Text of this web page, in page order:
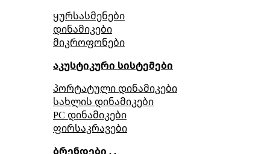
ყურსასმენები
დინამიკები
მიკროფონები
აკუსტიკური სისტემები
პორტატული დინამიკები
სახლის დინამიკები
PC დინამიკები
ფირსაკრავები
ბრენდები . .